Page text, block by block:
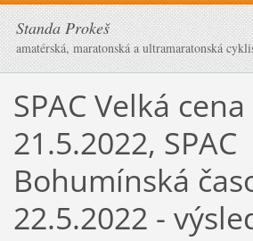
Standa Prokeš
amatérská, maratonská a ultramaratonská
SPAC Velká
21.5.2022, SPAC
Bohumínská
22.5.2022 -